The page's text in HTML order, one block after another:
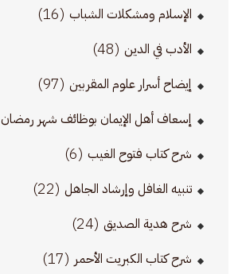
الإسلام ومشكلات الشباب (16)
الأدب في الدين (48)
إيضاح أسرار علوم المقربين (97)
إسعاف أهل الإيمان بوظائف شهر رمضان
شرح كتاب فتوح الغيب (6)
تنبيه الغافل وإرشاد الجاهل (22)
شرح هدية الصديق (24)
شرح كتاب الكبريت الأحمر (17)